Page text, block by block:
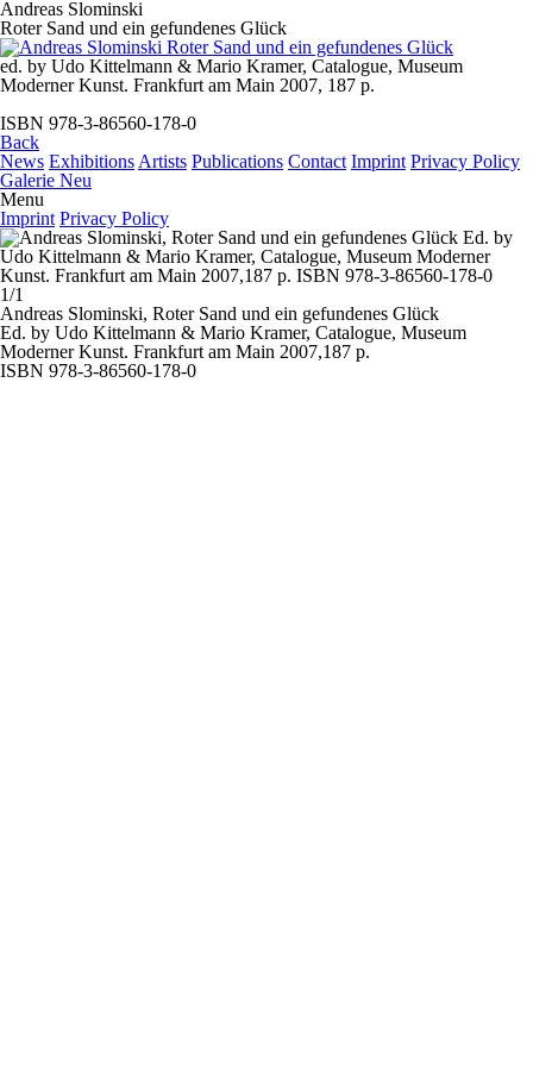
Andreas Slominski
Roter Sand und ein gefundenes Glück
ed. by Udo Kittelmann & Mario Kramer, Catalogue, Museum
Moderner Kunst. Frankfurt am Main 2007, 187 p.
ISBN 978-3-86560-178-0
Back
News Exhibitions Artists Publications Contact Imprint Privacy Policy
Galerie Neu
Menu
Imprint Privacy Policy
1/1
Andreas Slominski, Roter Sand und ein gefundenes Glück
Ed. by Udo Kittelmann & Mario Kramer, Catalogue, Museum
Moderner Kunst. Frankfurt am Main 2007,187 p.
ISBN 978-3-86560-178-0